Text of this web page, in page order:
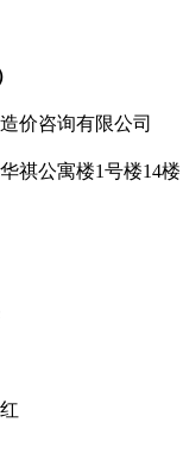
价咨询有限公司
祺公寓楼1号楼14楼